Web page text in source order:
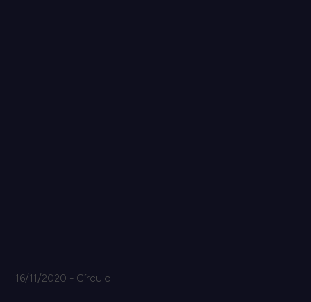
16/11/2020 - Círculo